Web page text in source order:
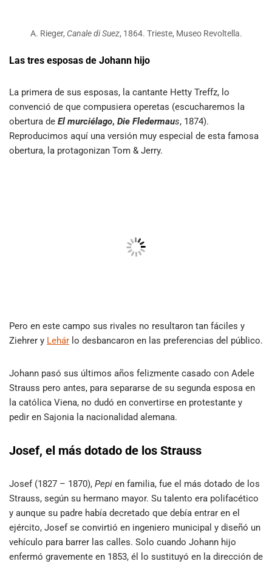
A. Rieger, Canale di Suez, 1864. Trieste, Museo Revoltella.
Las tres esposas de Johann hijo
La primera de sus esposas, la cantante Hetty Treffz, lo
convenció de que compusiera operetas (escucharemos la
obertura de El murciélago, Die Fledermaus, 1874).
Reproducimos aquí una versión muy especial de esta famosa
obertura, la protagonizan Tom & Jerry.
Pero en este campo sus rivales no resultaron tan fáciles y
Ziehrer y Lehár lo desbancaron en las preferencias del público.
Johann pasó sus últimos años felizmente casado con Adele
Strauss pero antes, para separarse de su segunda esposa en
la católica Viena, no dudó en convertirse en protestante y
pedir en Sajonia la nacionalidad alemana.
Josef, el más dotado de los Strauss
Josef (1827 – 1870), Pepi en familia, fue el más dotado de los
Strauss, según su hermano mayor. Su talento era polifacético
y aunque su padre había decretado que debía entrar en el
ejército, Josef se convirtió en ingeniero municipal y diseñó un
vehículo para barrer las calles. Solo cuando Johann hijo
enfermó gravemente en 1853, él lo sustituyó en la dirección de